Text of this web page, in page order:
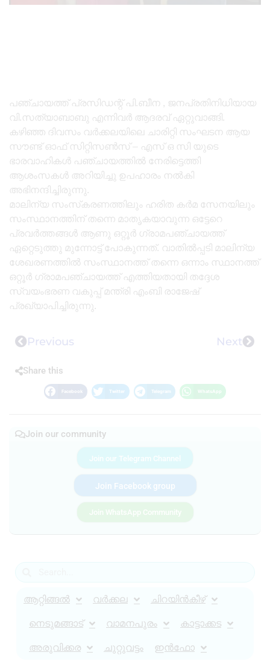
പഞ്ചായത്ത്‌ പ്രസിഡന്റ് പി.ബീന , ജനപ്രതിനിധിയായ
വി.സത്യാബാബു എന്നിവർ ആദരവ് ഏറ്റുവാങ്ങി.
കഴിഞ്ഞ ദിവസം വർക്കലയിലെ ചാരിറ്റി സംഘടന ആയ
സൗണ്ട് ഓഫ് സിറ്റിസൺസ് – എസ് ഒ സി യുടെ
ഭാരവാഹികൾ പഞ്ചായത്തിൽ നേരിട്ടെത്തി
ആശംസകൾ അറിയിച്ചു ഉപഹാരം നൽകി
അഭിനന്ദിച്ചിരുന്നു.
മാലിന്യ സംസ്‍കരണത്തിലും ഹരിത കർമ സേനയിലും
സംസ്ഥാനത്തിന് തന്നെ മാതൃകയാവുന്ന ഒട്ടേറെ
പ്രവർത്തങ്ങൾ ആണു ഒറ്റൂർ ഗ്രാമപഞ്ചായത്ത്‌
ഏറ്റെടുത്തു മുന്നോട്ട് പോകുന്നത്. വാതിൽപ്പടി മാലിന്യ
ശേഖരണത്തിൽ സംസ്ഥാനത്ത് തന്നെ ഒന്നാം സ്ഥാനത്ത്
ഒറ്റൂർ ഗ്രാമപഞ്ചായത്ത് എത്തിയതായി തദ്ദേശ
സ്വയംഭരണ വകുപ്പ് മന്ത്രി എംബി രാജേഷ്
പ്രഖ്യാപിച്ചിരുന്നു.
Previous Next
Share this
Facebook Twitter Telegram WhatsApp
Join our community
Join our Telegram Channel
Join Facebook group
Join WhatsApp Community
ആറ്റിങ്ങൽ വർക്കല ചിറയിൻകീഴ്
നെടുമങ്ങാട് വാമനപുരം കാട്ടാക്കട
അരുവിക്കര ചുറ്റുവട്ടം ഇൻഫോ